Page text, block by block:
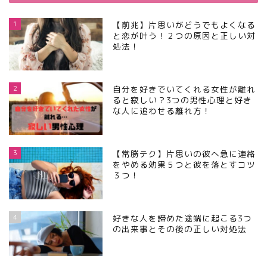
1
【前兆】片思いがどうでもよくなる
と恋が叶う！２つの原因と正しい対
処法！
2
自分を好きでいてくれる女性が離れ
ると寂しい？3つの男性心理と好き
な人に追わせる離れ方！
3
【常勝テク】片思いの彼へ急に連絡
をやめる効果５つと彼を落とすコツ
３つ！
4
好きな人を諦めた途端に起こる3つ
の出来事とその後の正しい対処法